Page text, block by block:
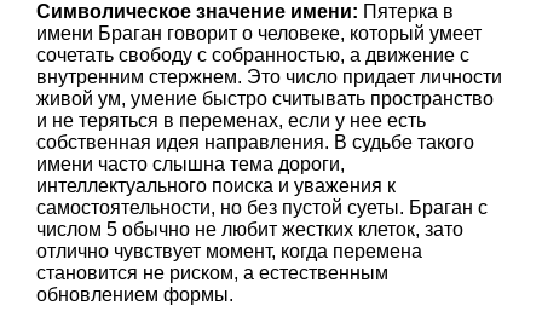
Символическое значение имени: Пятерка в
имени Браган говорит о человеке, который умеет
сочетать свободу с собранностью, а движение с
внутренним стержнем. Это число придает личности
живой ум, умение быстро считывать пространство
и не теряться в переменах, если у нее есть
собственная идея направления. В судьбе такого
имени часто слышна тема дороги,
интеллектуального поиска и уважения к
самостоятельности, но без пустой суеты. Браган с
числом 5 обычно не любит жестких клеток, зато
отлично чувствует момент, когда перемена
становится не риском, а естественным
обновлением формы.